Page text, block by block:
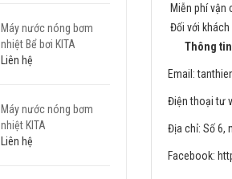
Miễn phí vận
Đối với khách
Thông tin
Email:
Điện thoại tư
Địa chỉ: Số 6,
Facebook:
Máy nước nóng bơm
nhiệt Bể bơi KITA
Liên hệ
Máy nước nóng bơm
nhiệt KITA
Liên hệ